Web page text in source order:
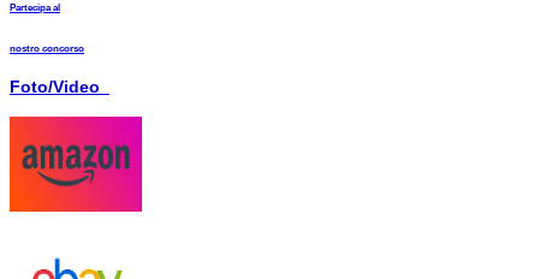
Partecipa al
nostro concorso
Foto/Video